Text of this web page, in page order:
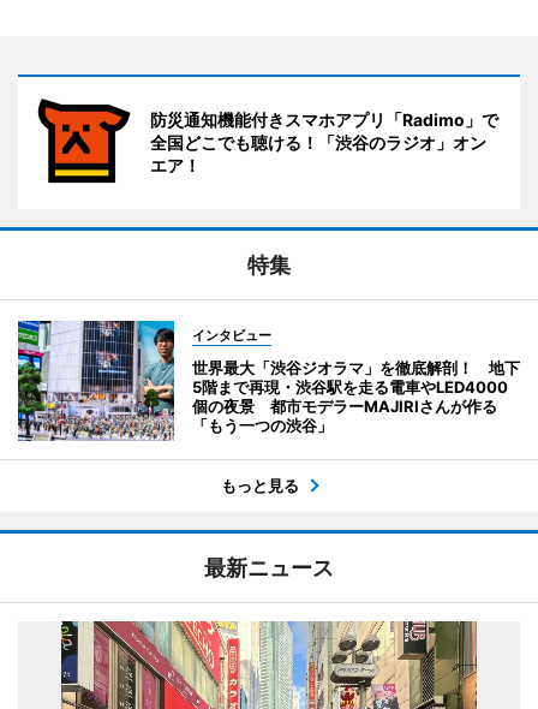
防災通知機能付きスマホアプリ「Radimo」で
全国どこでも聴ける！「渋谷のラジオ」オン
エア！
特集
インタビュー
世界最大「渋谷ジオラマ」を徹底解剖！ 地下
5階まで再現・渋谷駅を走る電車やLED4000
個の夜景 都市モデラーMAJIRIさんが作る
「もう一つの渋谷」
もっと見る
最新ニュース